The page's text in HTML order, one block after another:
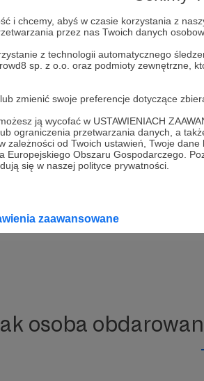
i chcemy, abyś w czasie korzystania z
przez nas Twoich danych
z technologii automatycznego
sp. z o.o. oraz podmioty zewnętrzne,
zmienić swoje preferencje dotyczące
ją wycofać w USTAWIENIACH
ograniczenia przetwarzania danych, a
zależności od Twoich ustawień, Twoje
Europejskiego Obszaru Gospodarczego.
się w naszej polityce prywatności.
zaawansowane
2
3
osoba